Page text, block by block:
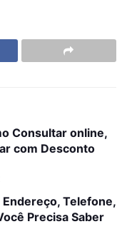
Consultar online,
com Desconto
Endereço, Telefone,
Precisa Saber